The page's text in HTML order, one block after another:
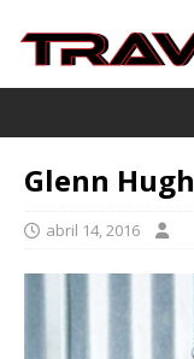
Glenn
abril 14, 2016